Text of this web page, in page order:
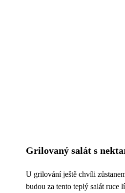
Grilovaný salát s
U grilování ještě chvíli
budou za tento teplý salát ruce